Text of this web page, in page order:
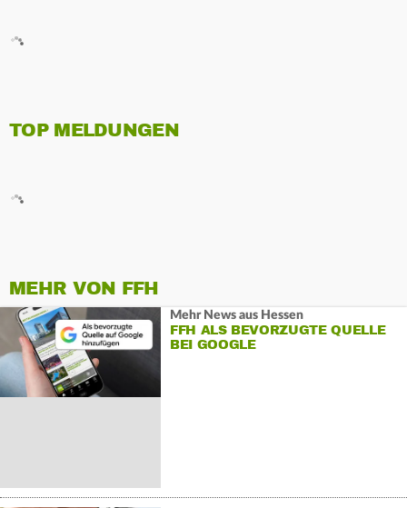
TOP MELDUNGEN
MEHR VON FFH
Mehr News aus Hessen
FFH ALS BEVORZUGTE QUELLE
BEI GOOGLE